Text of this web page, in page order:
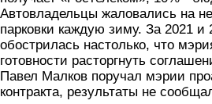
Автовладельцы жаловались на
парковки каждую зиму. За 2021 и
обострилась настолько, что
готовности расторгнуть
Павел Малков поручал мэрии
контракта, результаты не